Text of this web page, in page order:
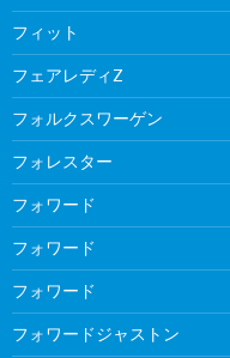
フィット
フェアレディZ
フォルクスワーゲン
フォレスター
フォワード
フォワード
フォワード
フォワードジャストン